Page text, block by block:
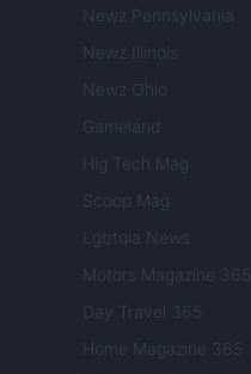
Newz Pennsylvania
Newz Illinois
Newz Ohio
Gameland
Hig Tech Mag
Scoop Mag
Lgbtqia News
Motors Magazine 365
Day Travel 365
Home Magazine 365